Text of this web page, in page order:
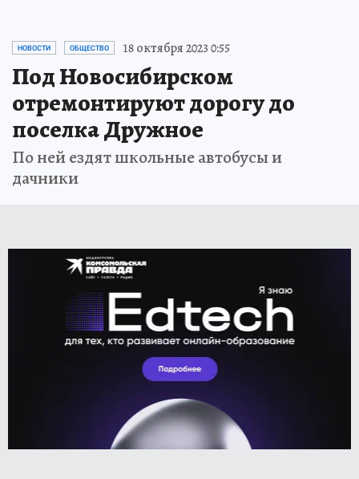
18 октября 2023 0:55
Под Новосибирском
отремонтируют дорогу до
поселка Дружное
По ней ездят школьные автобусы и
дачники